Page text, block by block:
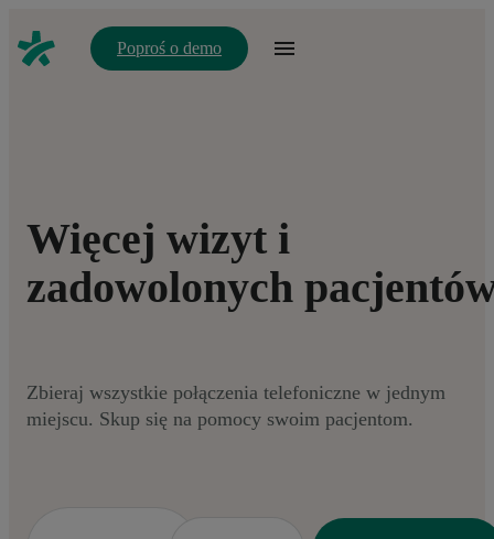
Poproś o demo
Więcej wizyt i
zadowolonych
Zbieraj wszystkie połączenia telefoniczne w jednym
miejscu. Skup się na pomocy swoim pacjentom.